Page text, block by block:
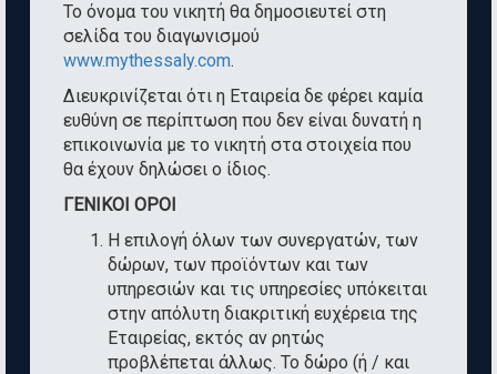
Το όνομα του νικητή θα δημοσιευτεί στη
σελίδα του διαγωνισμού
www.mythessaly.com.
Διευκρινίζεται ότι η Εταιρεία δε φέρει καμία
ευθύνη σε περίπτωση που δεν είναι δυνατή η
επικοινωνία με το νικητή στα στοιχεία που
θα έχουν δηλώσει ο ίδιος.
ΓΕΝΙΚΟΙ ΟΡΟΙ
Η επιλογή όλων των συνεργατών, των
δώρων, των προϊόντων και των
υπηρεσιών και τις υπηρεσίες υπόκειται
στην απόλυτη διακριτική ευχέρεια της
Εταιρείας, εκτός αν ρητώς
προβλέπεται άλλως. Το δώρο (ή / και